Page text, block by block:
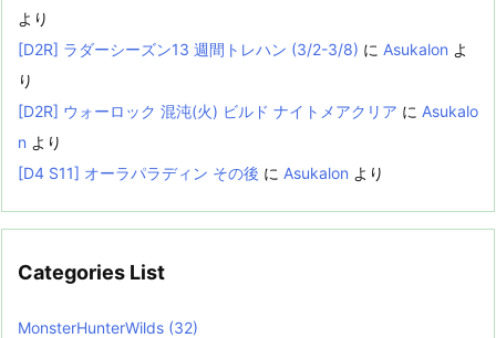
より
[D2R] ラダーシーズン13 週間トレハン (3/2-3/8) に Asukalon よ
り
[D2R] ウォーロック 混沌(火) ビルド ナイトメアクリア に Asukalo
n より
[D4 S11] オーラパラディン その後 に Asukalon より
Categories List
MonsterHunterWilds (32)